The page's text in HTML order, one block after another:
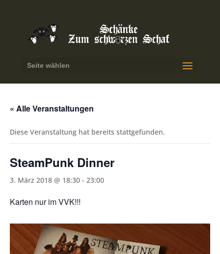
Seite wählen
« Alle Veranstaltungen
Diese Veranstaltung hat bereits stattgefunden.
SteamPunk Dinner
3. März 2018 @ 18:30 - 23:00
Karten nur im VVK!!!